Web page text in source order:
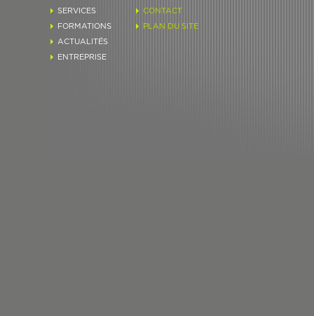
SERVICES
FORMATIONS
ACTUALITÉS
ENTREPRISE
CONTACT
PLAN DU SITE